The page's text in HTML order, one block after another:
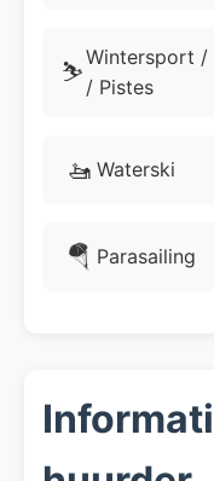
⛷️
Wintersport /
/ Pistes
🚤 Waterski
🪂 Parasailing